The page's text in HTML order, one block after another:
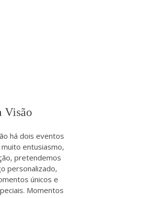
Visão
há dois eventos
entusiasmo,
pretendemos
personalizado,
únicos e
Momentos